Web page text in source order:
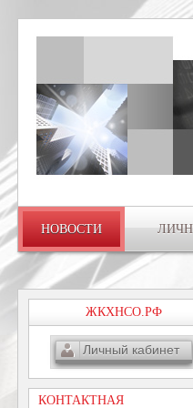
НОВОСТИ
ЖКХНСО.РФ
Личный кабинет
КОНТАКТНАЯ